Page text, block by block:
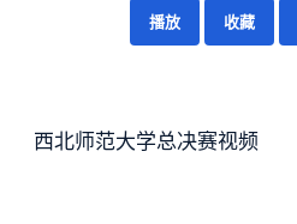
播放 收藏
西北师范大学总决赛视频